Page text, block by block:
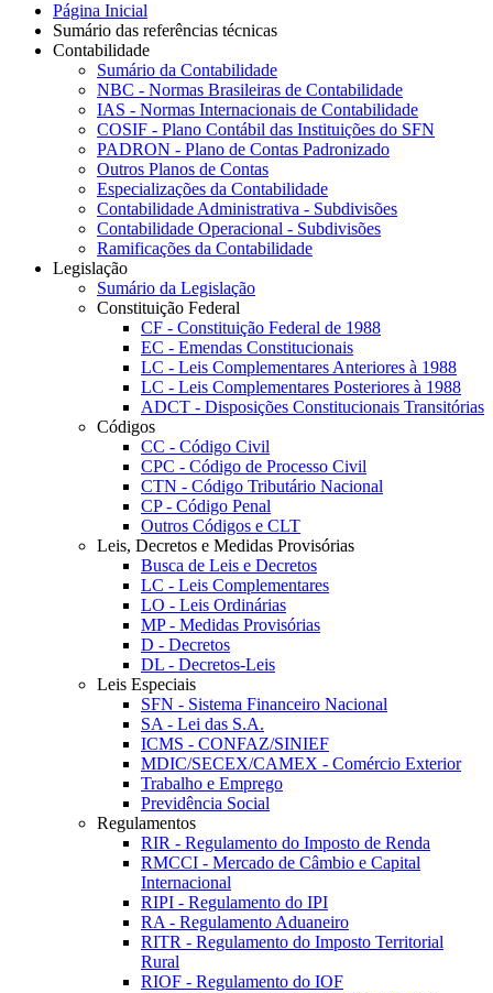
Página Inicial
Sumário das referências técnicas
Contabilidade
Sumário da Contabilidade
NBC - Normas Brasileiras de Contabilidade
IAS - Normas Internacionais de Contabilidade
COSIF - Plano Contábil das Instituições do SFN
PADRON - Plano de Contas Padronizado
Outros Planos de Contas
Especializações da Contabilidade
Contabilidade Administrativa - Subdivisões
Contabilidade Operacional - Subdivisões
Ramificações da Contabilidade
Legislação
Sumário da Legislação
Constituição Federal
CF - Constituição Federal de 1988
EC - Emendas Constitucionais
LC - Leis Complementares Anteriores à 1988
LC - Leis Complementares Posteriores à 1988
ADCT - Disposições Constitucionais Transitórias
Códigos
CC - Código Civil
CPC - Código de Processo Civil
CTN - Código Tributário Nacional
CP - Código Penal
Outros Códigos e CLT
Leis, Decretos e Medidas Provisórias
Busca de Leis e Decretos
LC - Leis Complementares
LO - Leis Ordinárias
MP - Medidas Provisórias
D - Decretos
DL - Decretos-Leis
Leis Especiais
SFN - Sistema Financeiro Nacional
SA - Lei das S.A.
ICMS - CONFAZ/SINIEF
MDIC/SECEX/CAMEX - Comércio Exterior
Trabalho e Emprego
Previdência Social
Regulamentos
RIR - Regulamento do Imposto de Renda
RMCCI - Mercado de Câmbio e Capital
Internacional
RIPI - Regulamento do IPI
RA - Regulamento Aduaneiro
RITR - Regulamento do Imposto Territorial
Rural
RIOF - Regulamento do IOF